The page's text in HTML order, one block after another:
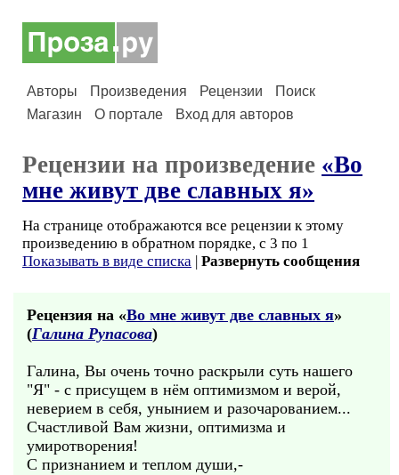
Авторы Произведения Рецензии
Поиск
Магазин
О портале Вход для авторов
Рецензии на произведение «Во
мне живут две славных я»
На странице отображаются все рецензии к этому
произведению в обратном порядке, с 3 по 1
Показывать в виде списка | Развернуть сообщения
Рецензия на «Во мне живут две славных я»
(Галина Рупасова)
Галина, Вы очень точно раскрыли суть нашего
"Я" - с присущем в нём оптимизмом и верой,
неверием в себя, унынием и разочарованием...
Счастливой Вам жизни, оптимизма и
умиротворения!
С признанием и теплом души,-